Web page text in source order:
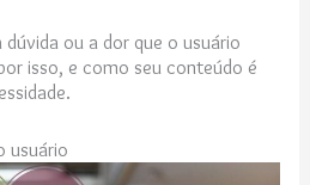
ou a dor que o usuário
isso, e como seu conteúdo é
usuário